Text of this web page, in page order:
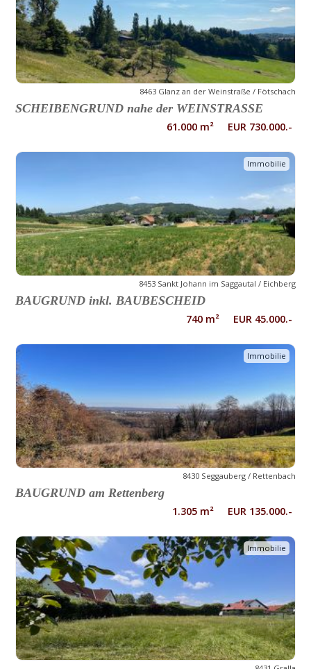
8463 Glanz an der Weinstraße / Fötschach
SCHEIBENGRUND nahe der WEINSTRASSE
61.000 m² EUR 730.000.-
Immobilie
8453 Sankt Johann im Saggautal / Eichberg
BAUGRUND inkl. BAUBESCHEID
740 m² EUR 45.000.-
Immobilie
8430 Seggauberg / Rettenbach
BAUGRUND am Rettenberg
1.305 m² EUR 135.000.-
Immobilie